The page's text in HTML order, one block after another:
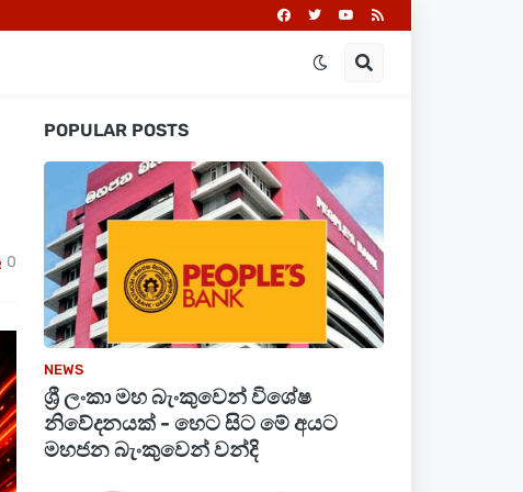
0
POPULAR POSTS
NEWS
ශ්‍රී ලංකා මහ බැංකුවෙන් විශේෂ
නිවේදනයක් - හෙට සිට මේ අයට
මහජන බැංකුවෙන් වන්දි